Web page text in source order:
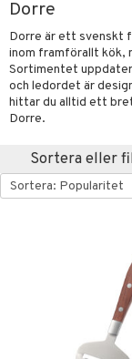
Dorre
Dorre är ett svenskt
inom framförallt kök,
Sortimentet
och ledordet är
hittar du alltid ett
Dorre.
Sortera eller
& Skulpturer
Art
& Doftspridare
& Hyllor
& Krokar
& Korgar
& Ljusstakar
kök
& Städning
& Avecglas
& Matare
svar